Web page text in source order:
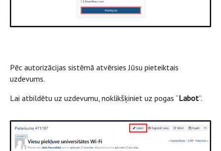
Pēc autorizācijas sistēmā atvērsies Jūsu pieteiktais
uzdevums.
Lai atbildētu uz uzdevumu, noklikšķiniet uz pogas “Labot”.